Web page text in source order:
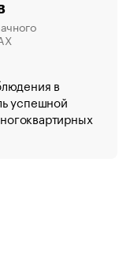
в
успешной